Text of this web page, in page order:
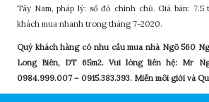
Tây Nam, pháp lý: sổ đỏ chính chủ. Giá bán:
khách mua nhanh trong tháng 7-2020.
Quý khách hàng có nhu cầu mua nhà Ngõ 560
Long Biên, DT 65m2. Vui lòng liên hệ: Mr
0984.999.007 – 0915.383.393. Miễn môi giới và